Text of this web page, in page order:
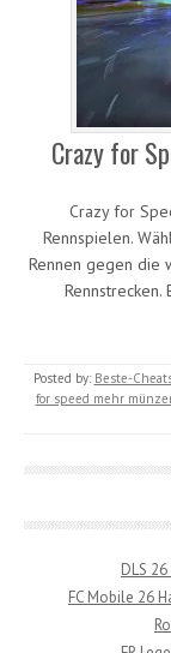
Crazy for
Crazy for
Rennspielen.
Rennen gegen die
Posted by: Beste-
for speed mehr
DLS
FC Mobile 26